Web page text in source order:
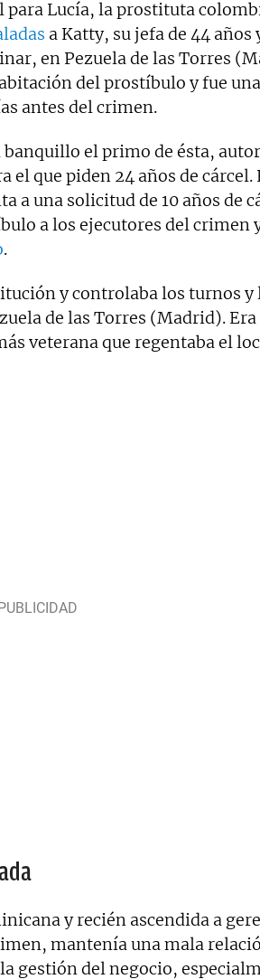
para Lucía, la prostituta
a Katty, su jefa de 44 años
en Pezuela de las Torres
del prostíbulo y fue
antes del crimen.
banquillo el primo de ésta,
el que piden 24 años de cárcel.
a una solicitud de 10 años de
a los ejecutores del crimen
.
y controlaba los turnos y
de las Torres (Madrid). Era
veterana que regentaba el
y recién ascendida a
mantenía una mala
gestión del negocio,